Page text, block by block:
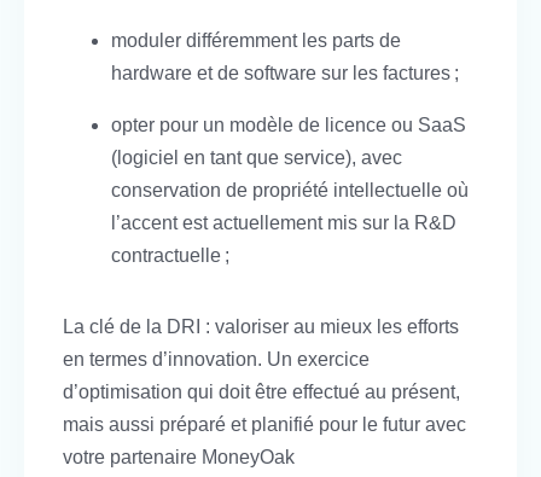
moduler différemment les parts de
hardware et de software sur les factures ;
opter pour un modèle de licence ou SaaS
(logiciel en tant que service), avec
conservation de propriété intellectuelle où
l’accent est actuellement mis sur la R&D
contractuelle ;
La clé de la DRI : valoriser au mieux les efforts
en termes d’innovation. Un exercice
d’optimisation qui doit être effectué au présent,
mais aussi préparé et planifié pour le futur avec
votre partenaire MoneyOak